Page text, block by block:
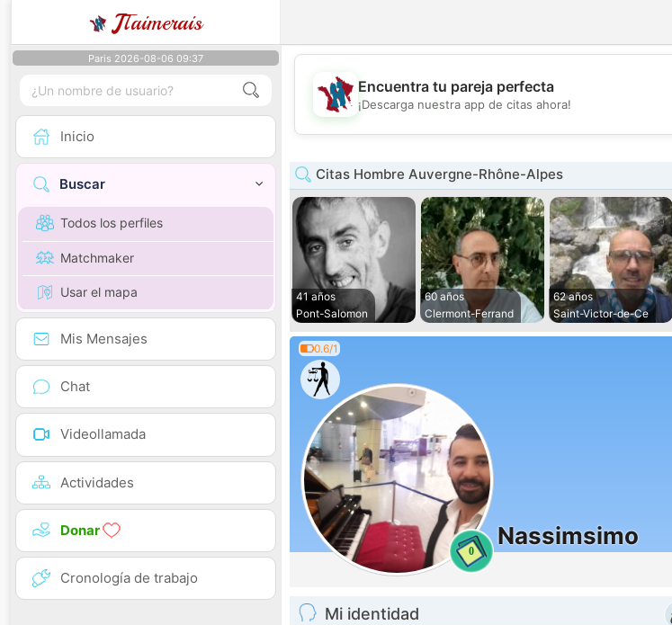
JTaimerais
Paris 2026-08-06 09:37
Inicio
Buscar
Todos los perfiles
Matchmaker
Usar el mapa
Mis Mensajes
Chat
Videollamada
Actividades
Donar
Cronología de trabajo
💖
💕
Encuentra tu pareja perfecta
¡Descarga nuestra app de citas ahora!
Citas Hombre Auvergne-Rhône-Alpes
41 años
Pont-Salomon
60 años
Clermont-Ferrand
62 años
Saint-Victor-de-Ce
0.6/1
0
Nassimsimo
Mi identidad